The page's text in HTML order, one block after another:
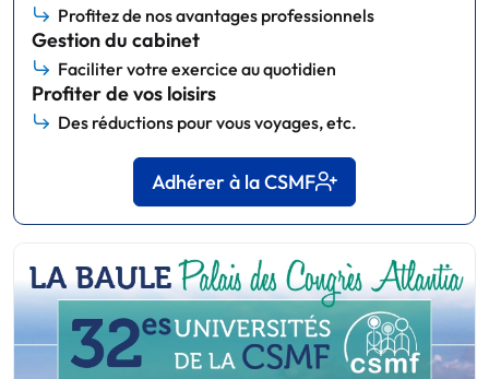
Profitez de nos avantages professionnels
Gestion du cabinet
Faciliter votre exercice au quotidien
Profiter de vos loisirs
Des réductions pour vous voyages, etc.
Adhérer à la CSMF